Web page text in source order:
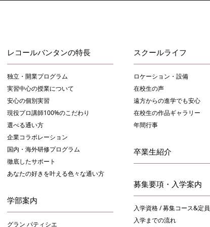
レコールバンタンの特長
独立・開業プログラム
実習中心の授業について
安心の個別実習
現役プロ講師100%のこだわり
選べる通い方
企業コラボレーション
国内・海外研修プログラム
徹底したサポート
あなたの好きを叶える⾊々な通い⽅
学部案内
グラン パティシエ
スクールライフ
ロケーション・設備
在校生の声
遠方からの進学でも安心
在校生の作品ギャラリー
年間行事
卒業生紹介
募集要項・入学案内
入学資格 / 募集コース&定員
入学までの流れ